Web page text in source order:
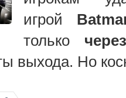
игрой
только
выхода. Но